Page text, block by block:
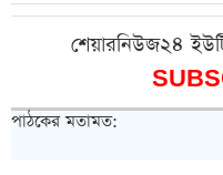
শেয়ারনিউজ২৪
পাঠকের মতামত: